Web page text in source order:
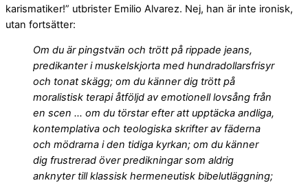
karismatiker!” utbrister Emilio Alvarez. Nej, han är inte ironisk,
utan fortsätter:
Om du är pingstvän och trött på rippade jeans,
predikanter i muskelskjorta med hundradollarsfrisyr
och tonat skägg; om du känner dig trött på
moralistisk terapi åtföljd av emotionell lovsång från
en scen … om du törstar efter att upptäcka andliga,
kontemplativa och teologiska skrifter av fäderna
och mödrarna i den tidiga kyrkan; om du känner
dig frustrerad över predikningar som aldrig
anknyter till klassisk hermeneutisk bibelutläggning;